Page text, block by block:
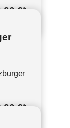
€*
€*